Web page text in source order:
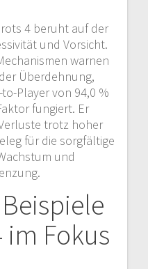
4 beruht auf der
und Vorsicht.
warnen
Überdehnung,
Player von 94,0 %
fungiert. Er
trotz hoher
für die sorgfältige
und
im Fokus